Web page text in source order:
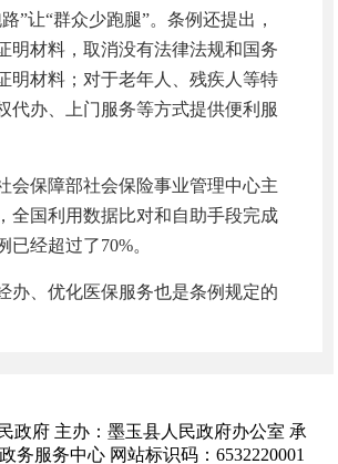
”让“群众少跑腿”。条例还提出，
明材料，取消没有法律法规和国务
明材料；对于老年人、残疾人等特
代办、上门服务等方式提供便利服
会保障部社会保险事业管理中心主
全国利用数据比对和自助手段完成
已经超过了70%。
办、优化医保服务也是条例规定的
办结时限。”国家医疗保障局副局
一步将进一步优化政务服务清单和
政府 主办：墨玉县人民政府办公室 承
务服务中心 网站标识码：6532220001